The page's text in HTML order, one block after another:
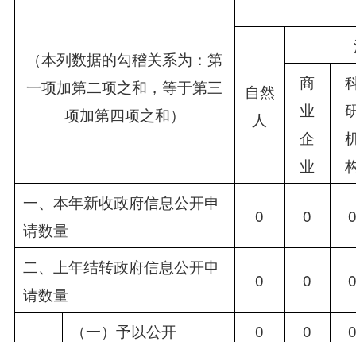
（本列数据的勾稽关系为：第
一项加第二项之和，等于第三
项加第四项之和）
自然
人
商
业
企
业
一、本年新收政府信息公开申
请数量
0 0
二、上年结转政府信息公开申
请数量
0 0
（一）予以公开 0 0